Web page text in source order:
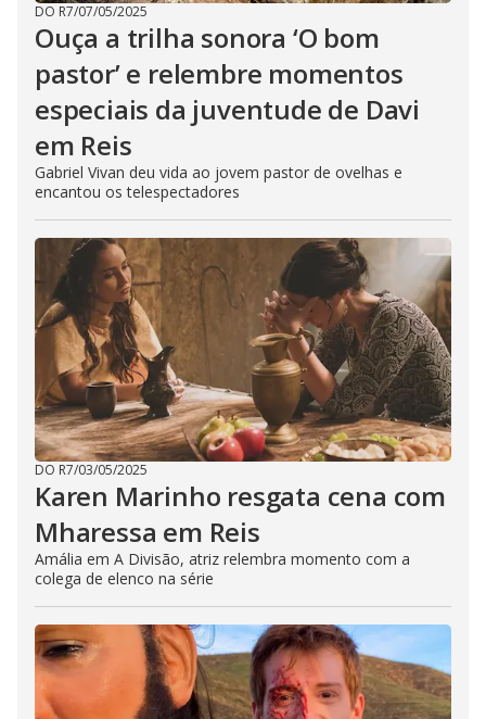
DO R7/07/05/2025
Ouça a trilha sonora ‘O bom
pastor’ e relembre momentos
especiais da juventude de Davi
em Reis
Gabriel Vivan deu vida ao jovem pastor de ovelhas e
encantou os telespectadores
DO R7/03/05/2025
Karen Marinho resgata cena com
Mharessa em Reis
Amália em A Divisão, atriz relembra momento com a
colega de elenco na série